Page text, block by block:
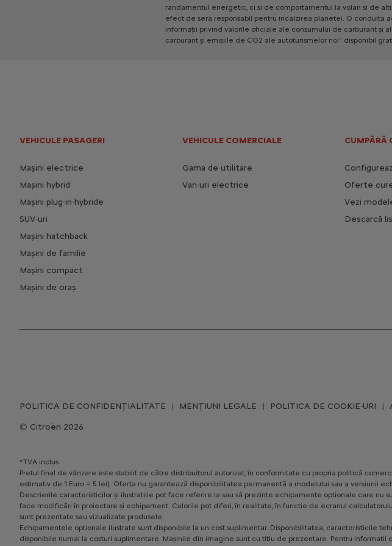
randamentul energetic, ci si de comportamentul la volan si de alti
efect de sera responsabil pentru incalzirea planetei. O conduita
informații privind valorile oficiale ale consumului de carburant și
carburant și emisiile de CO2 ale autoturismelor noi" disponibil
VEHICULE PASAGERI
Mașini electrice
Mașini hybrid
Mașini plug-in-hybride
SUV-uri
Mașini hatchback
Mașini de familie
Mașini compact
Mașini de oraș
VEHICULE COMERCIALE
Gama de utilitare
Van-uri electrice
CUMPĂRĂ
Oferte
Vezi
Descarcă
Citroën 2026
POLITICA DE CONFIDENȚIALITATE MENȚIUNI LEGALE POLITICA DE COOKIE-URI
*TVA inclus
Pretul final de vânzare este stabilit de către distribuitorul autorizat, în conformitate cu propria politică
estimativ de 1 Euro = 5 lei). Oferta nu garantează disponibilitatea permanentă a modelului sau a versiunii
Descrierile caracteristicilor și ilustratiile pot face referire la sau să prezinte echipamente optionale care
face modificări în proiectare și echipament. Culorile pot diferi, în realitate, în functie de ecranul
sunt prezentate sau vizualizate produsele.
Echipamentele optionale ilustrate sunt disponibile la un cost suplimentar. Disponibilitatea, caracteristicile
disponibile numai la costuri suplimentare. Mașinile din imagine sunt cu titlu de prezentare. Pentru